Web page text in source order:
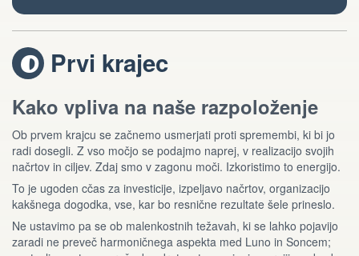
T Prvi krajec
Kako vpliva na naše razpoloženje
Ob prvem krajcu se začnemo usmerjati proti spremembi, ki bi jo
radi dosegli. Z vso močjo se podajmo naprej, v realizacijo svojih
načrtov in ciljev. Zdaj smo v zagonu moči. Izkoristimo to energijo.
To je ugoden cčas za investicije, izpeljavo načrtov, organizacijo
kakšnega dogodka, vse, kar bo resnične rezultate šele prineslo.
Ne ustavimo pa se ob malenkostnih težavah, ki se lahko pojavijo
zaradi ne preveč harmoničnega aspekta med Luno in Soncem;